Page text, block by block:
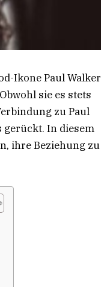
Ikone Paul Walker
sie es stets
zu Paul
In diesem
ihre Beziehung zu